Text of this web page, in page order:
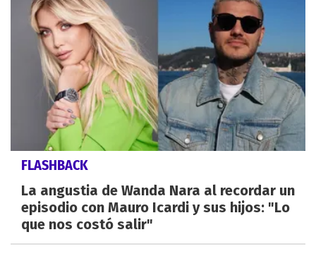
FLASHBACK
La angustia de Wanda Nara al recordar un
episodio con Mauro Icardi y sus hijos: "Lo
que nos costó salir"